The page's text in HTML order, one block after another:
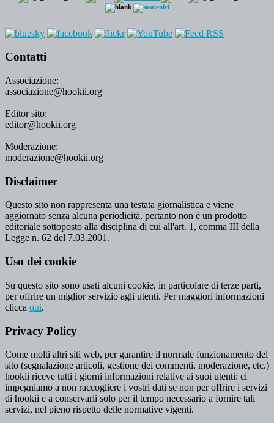
Contatti
Associazione:
associazione@hookii.org
Editor sito:
editor@hookii.org
Moderazione:
moderazione@hookii.org
Disclaimer
Questo sito non rappresenta una testata giornalistica e viene
aggiornato senza alcuna periodicità, pertanto non è un prodotto
editoriale sottoposto alla disciplina di cui all'art. 1, comma III della
Legge n. 62 del 7.03.2001.
Uso dei cookie
Su questo sito sono usati alcuni cookie, in particolare di terze parti,
per offrire un miglior servizio agli utenti. Per maggiori informazioni
clicca qui.
Privacy Policy
Come molti altri siti web, per garantire il normale funzionamento del
sito (segnalazione articoli, gestione dei commenti, moderazione, etc.)
hookii riceve tutti i giorni informazioni relative ai suoi utenti: ci
impegniamo a non raccogliere i vostri dati se non per offrire i servizi
di hookii e a conservarli solo per il tempo necessario a fornire tali
servizi, nel pieno rispetto delle normative vigenti.